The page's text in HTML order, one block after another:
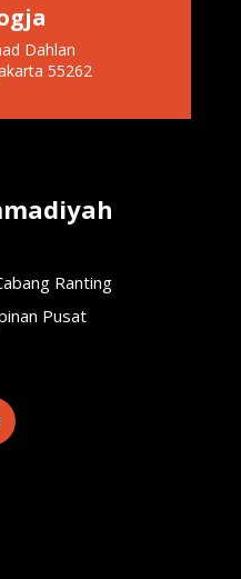
Dahlan
55262
Ranting
Pusat